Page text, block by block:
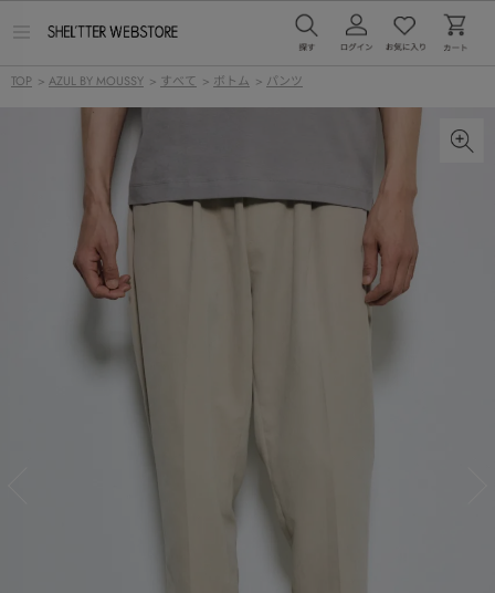
ー
TOP > AZUL BY MOUSSY > すべて > ボトム > パンツ